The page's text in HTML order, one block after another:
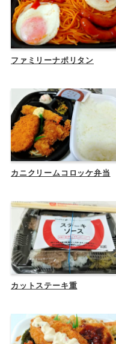
ファミリーナポリタン
カニクリームコロッケ弁当
カットステーキ重